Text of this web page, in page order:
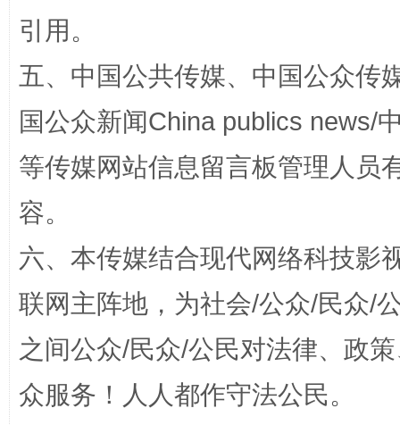
如何以同查同治破解风腐交织难题
引用。
五、中国公共传媒、中国公众传
国公众新闻China publics news/
等传媒网站信息留言板管理人员
容。
六、本传媒结合现代网络科技影
联网主阵地，为社会/公众/民众/
之间公众/民众/公民对法律、政
众服务！人人都作守法公民。